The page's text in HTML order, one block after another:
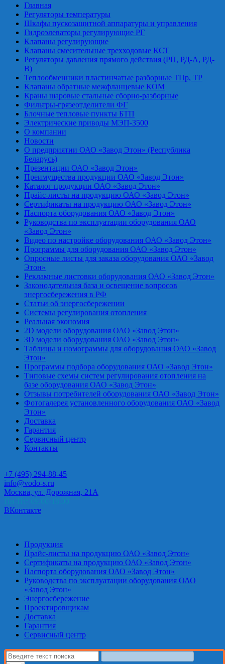
Главная
Регуляторы температуры
Шкафы пускозащитной аппаратуры и управления
Гидроэлеваторы регулирующие РГ
Клапаны регулирующие
Клапаны смесительные трехходовые КСТ
Регуляторы давления прямого действия (РП, РД-А, РД-
В)
Теплообменники пластинчатые разборные ТПр, ТР
Клапаны обратные межфланцевые КОМ
Краны шаровые стальные сборно-разборные
Фильтры-грязеотделители ФГ
Блочные тепловые пункты БТП
Электрические приводы МЭП-3500
О компании
Новости
О предприятии ОАО «Завод Этон» (Республика
Беларусь)
Презентации ОАО «Завод Этон»
Преимущества продукции ОАО «Завод Этон»
Каталог продукции ОАО «Завод Этон»
Прайс-листы на продукцию ОАО «Завод Этон»
Сертификаты на продукцию ОАО «Завод Этон»
Паспорта оборудования ОАО «Завод Этон»
Руководства по эксплуатации оборудования ОАО
«Завод Этон»
Видео по настройке оборудования ОАО «Завод Этон»
Программы для оборудования ОАО «Завод Этон»
Опросные листы для заказа оборудования ОАО «Завод
Этон»
Рекламные листовки оборудования ОАО «Завод Этон»
Законодательная база и освещение вопросов
энергосбережения в РФ
Статьи об энергосбережении
Системы регулирования отопления
Реальная экономия
2D модели оборудования ОАО «Завод Этон»
3D модели оборудования ОАО «Завод Этон»
Таблицы и номограммы для оборудования ОАО «Завод
Этон»
Программы подбора оборудования ОАО «Завод Этон»
Типовые схемы систем регулирования отопления на
базе оборудования ОАО «Завод Этон»
Отзывы потребителей оборудования ОАО «Завод Этон»
Фотогалерея установленного оборудования ОАО «Завод
Этон»
Доставка
Гарантия
Сервисный центр
Контакты
+7 (495) 294-88-45
info@vodo-s.ru
Москва, ул. Дорожная, 21А
ВКонтакте
Продукция
Прайс-листы на продукцию ОАО «Завод Этон»
Сертификаты на продукцию ОАО «Завод Этон»
Паспорта оборудования ОАО «Завод Этон»
Руководства по эксплуатации оборудования ОАО
«Завод Этон»
Энергосбережение
Проектировщикам
Доставка
Гарантия
Сервисный центр